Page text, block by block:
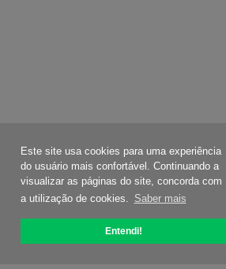
Este site usa cookies para uma experiência
do usuário mais confortável. Continuando a
visualizar as páginas do site, concorda com
a utilização de cookies. Saber mais
Entendi!